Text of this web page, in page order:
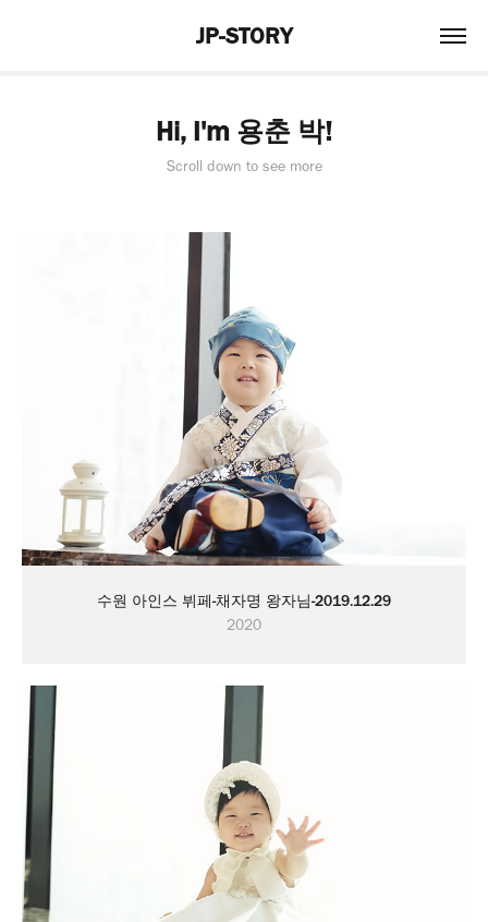
JP-STORY
Hi, I'm 용춘 박!
Scroll down to see more
수원 아인스 뷔페-채자명 왕자님-2019.12.29
2020